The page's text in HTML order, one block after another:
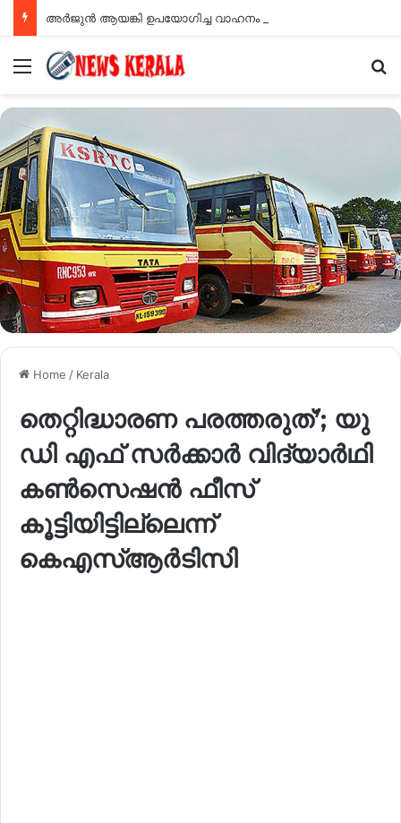
Menu
Home / Kerala
തെറ്റിദ്ധാരണ പരത്തരുത്’; യു
ഡി എഫ് സർക്കാർ വിദ്യാർഥി
കൺസെഷൻ ഫീസ്
കൂട്ടിയിട്ടില്ലെന്ന്
കെഎസ്ആർടിസി